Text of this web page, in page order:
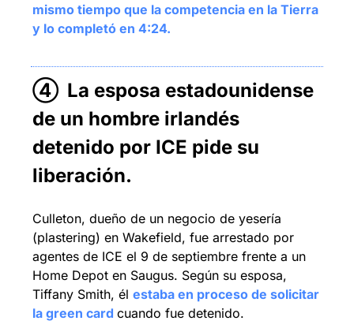
mismo tiempo que la competencia en la Tierra
y lo completó en 4:24.
④ La esposa estadounidense
de un hombre irlandés
detenido por ICE pide su
liberación.
Culleton, dueño de un negocio de yesería
(plastering) en Wakefield, fue arrestado por
agentes de ICE el 9 de septiembre frente a un
Home Depot en Saugus. Según su esposa,
Tiffany Smith, él estaba en proceso de solicitar
la green card cuando fue detenido.